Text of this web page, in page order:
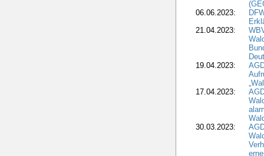
06.06.2023:
21.04.2023:
19.04.2023:
17.04.2023:
30.03.2023: